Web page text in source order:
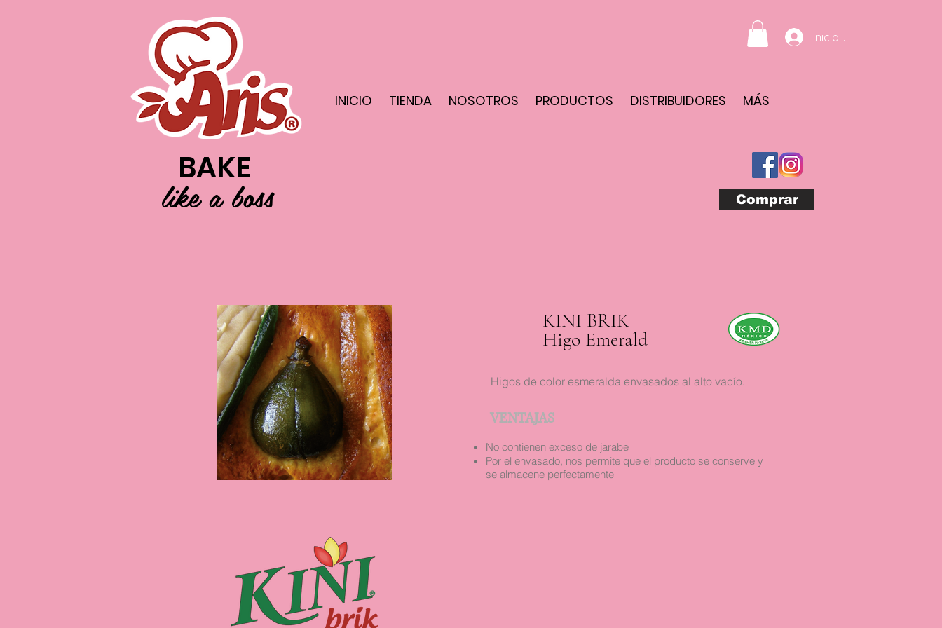
BAKE
like a boss
Iniciar sesión
INICIO TIENDA NOSOTROS PRODUCTOS DISTRIBUIDORES MÁS
Comprar
KINI BRIK
Higo Emerald
Higos de color esmeralda envasados al alto vacío.
VENTAJAS
No contienen exceso de jarabe
Por el envasado, nos permite que el producto se conserve y
se almacene perfectamente